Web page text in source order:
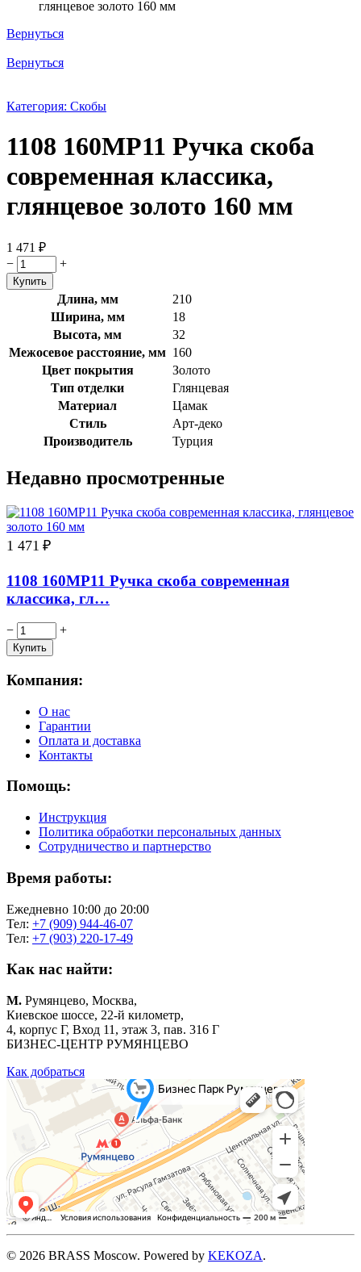
глянцевое золото 160 мм
Вернуться
Вернуться
Категория: Скобы
1108 160MP11 Ручка скоба
современная классика,
глянцевое золото 160 мм
1 471 ₽
−
+
Длина, мм
210
Ширина, мм
18
Высота, мм
32
Межосевое расстояние, мм 160
Цвет покрытия
Золото
Тип отделки
Глянцевая
Материал
Цамак
Стиль
Арт-деко
Производитель
Турция
Недавно просмотренные
1 471 ₽
1108 160MP11 Ручка скоба современная
классика, гл…
− +
Компания:
О нас
Гарантии
Оплата и доставка
Контакты
Помощь:
Инструкция
Политика обработки персональных данных
Сотрудничество и партнерство
Время работы:
Ежедневно 10:00 до 20:00
Тел: +7 (909) 944-46-07
Тел: +7 (903) 220-17-49
Как нас найти:
М. Румянцево, Москва,
Киевское шоссе, 22-й километр,
4, корпус Г, Вход 11, этаж 3, пав. 316 Г
БИЗНЕС-ЦЕНТР РУМЯНЦЕВО
Как добраться
© 2026 BRASS Moscow. Powered by KEKOZA.